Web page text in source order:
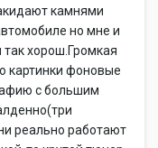
камнями
но мне и
так хорош.Громкая
картинки фоновые
с большим
реально работают